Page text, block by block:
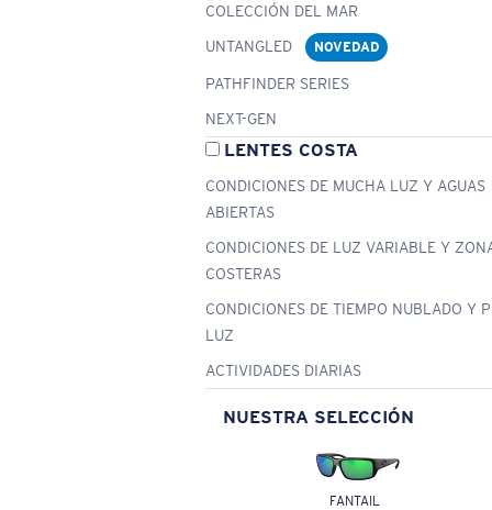
COLECCIÓN DEL MAR
UNTANGLED
NOVEDAD
PATHFINDER SERIES
NEXT-GEN
LENTES COSTA
CONDICIONES DE MUCHA LUZ Y AGUAS
ABIERTAS
CONDICIONES DE LUZ VARIABLE Y
COSTERAS
CONDICIONES DE TIEMPO NUBLADO Y
LUZ
ACTIVIDADES DIARIAS
NUESTRA SELECCIÓN
FANTAIL